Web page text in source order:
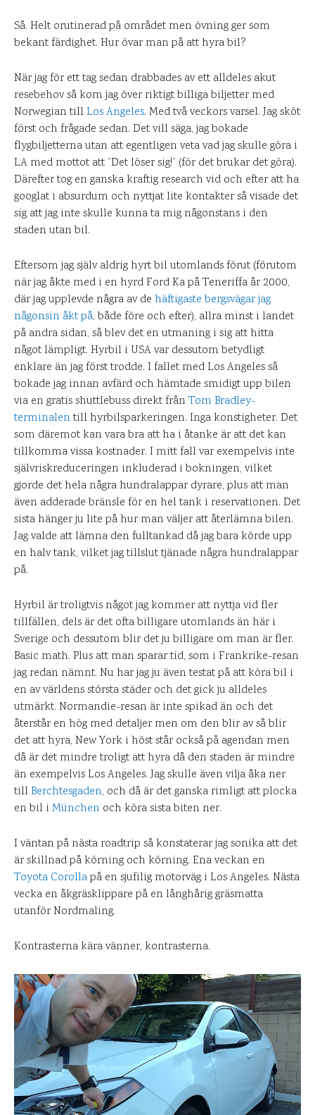
Så. Helt orutinerad på området men övning ger som
bekant färdighet. Hur övar man på att hyra bil?
När jag för ett tag sedan drabbades av ett alldeles akut
resebehov så kom jag över riktigt billiga biljetter med
Norwegian till Los Angeles. Med två veckors varsel. Jag sköt
först och frågade sedan. Det vill säga, jag bokade
flygbiljetterna utan att egentligen veta vad jag skulle göra i
LA med mottot att ”Det löser sig!” (för det brukar det göra).
Därefter tog en ganska kraftig research vid och efter att ha
googlat i absurdum och nyttjat lite kontakter så visade det
sig att jag inte skulle kunna ta mig någonstans i den
staden utan bil.
Eftersom jag själv aldrig hyrt bil utomlands förut (förutom
när jag åkte med i en hyrd Ford Ka på Teneriffa år 2000,
där jag upplevde några av de häftigaste bergsvägar jag
någonsin åkt på, både före och efter), allra minst i landet
på andra sidan, så blev det en utmaning i sig att hitta
något lämpligt. Hyrbil i USA var dessutom betydligt
enklare än jag först trodde. I fallet med Los Angeles så
bokade jag innan avfärd och hämtade smidigt upp bilen
via en gratis shuttlebuss direkt från Tom Bradley-
terminalen till hyrbilsparkeringen. Inga konstigheter. Det
som däremot kan vara bra att ha i åtanke är att det kan
tillkomma vissa kostnader. I mitt fall var exempelvis inte
självriskreduceringen inkluderad i bokningen, vilket
gjorde det hela några hundralappar dyrare, plus att man
även adderade bränsle för en hel tank i reservationen. Det
sista hänger ju lite på hur man väljer att återlämna bilen.
Jag valde att lämna den fulltankad då jag bara körde upp
en halv tank, vilket jag tillslut tjänade några hundralappar
på.
Hyrbil är troligtvis något jag kommer att nyttja vid fler
tillfällen, dels är det ofta billigare utomlands än här i
Sverige och dessutom blir det ju billigare om man är fler.
Basic math. Plus att man sparar tid, som i Frankrike-resan
jag redan nämnt. Nu har jag ju även testat på att köra bil i
en av världens största städer och det gick ju alldeles
utmärkt. Normandie-resan är inte spikad än och det
återstår en hög med detaljer men om den blir av så blir
det att hyra, New York i höst står också på agendan men
då är det mindre troligt att hyra då den staden är mindre
än exempelvis Los Angeles. Jag skulle även vilja åka ner
till Berchtesgaden, och då är det ganska rimligt att plocka
en bil i München och köra sista biten ner.
I väntan på nästa roadtrip så konstaterar jag sonika att det
är skillnad på körning och körning. Ena veckan en
Toyota Corollapå en sjufilig motorväg i Los Angeles. Nästa
vecka en åkgräsklippare på en långhårig gräsmatta
utanför Nordmaling.
Kontrasterna kära vänner, kontrasterna.